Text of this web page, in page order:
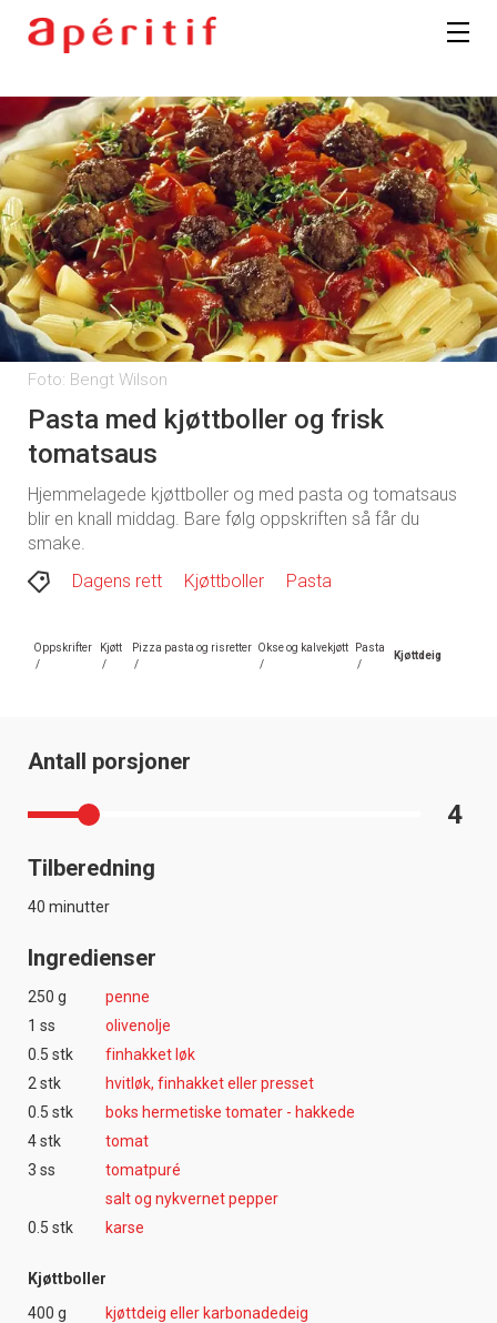
Foto: Bengt Wilson
Pasta med kjøttboller og frisk
tomatsaus
Hjemmelagede kjøttboller og med pasta og tomatsaus
blir en knall middag. Bare følg oppskriften så får du
smake.
Dagens rett
Kjøttboller Pasta
Oppskrifter
/
Kjøtt
/
Pizza pasta og risretter
/
Okse og kalvekjøtt
/
Pasta
/
Kjøttdeig
Antall porsjoner
4
Tilberedning
40 minutter
Ingredienser
250 g
penne
1 ss
olivenolje
0.5 stk
finhakket løk
2 stk
hvitløk, finhakket eller presset
0.5 stk
boks hermetiske tomater - hakkede
4 stk
tomat
3 ss
tomatpuré
salt og nykvernet pepper
0.5 stk
karse
Kjøttboller
400 g
kjøttdeig eller karbonadedeig